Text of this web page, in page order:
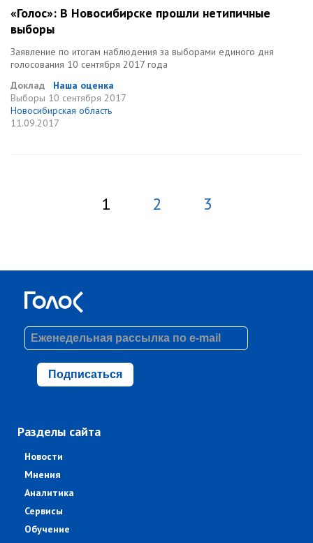
«Голос»: В Новосибирске прошли нетипичные
выборы
Заявление по итогам наблюдения за выборами единого дня
голосования 10 сентября 2017 года
Доклад
Наша оценка
Выборы 10 сентября 2017
Новосибирская область
11.09.2017
1 2 3
Подписаться
Разделы сайта
Новости
Мнения
Аналитика
Сервисы
Обучение